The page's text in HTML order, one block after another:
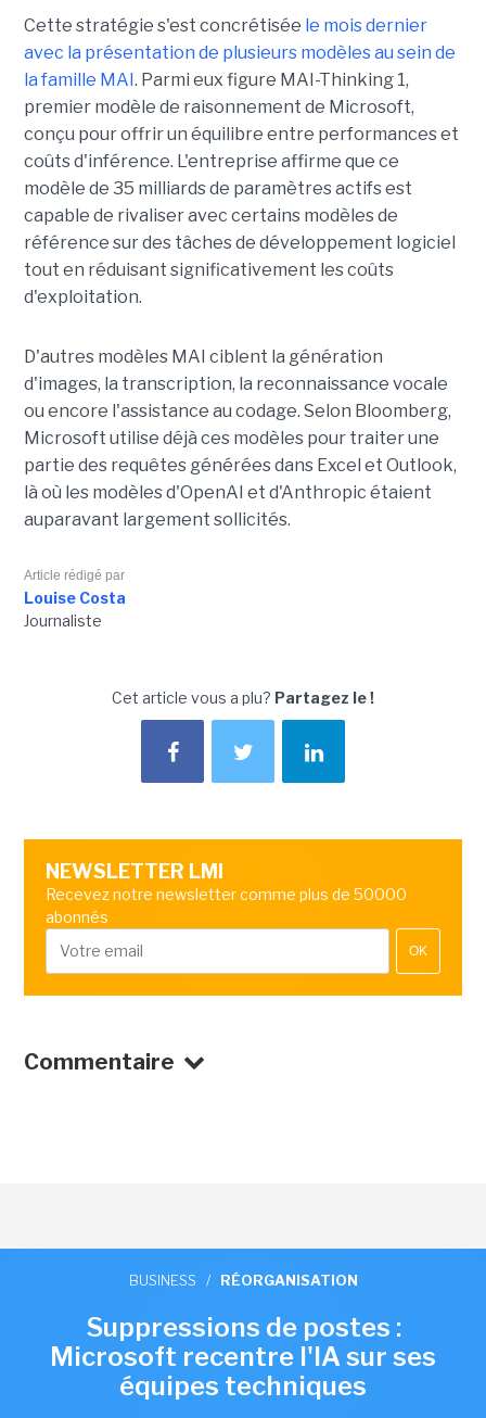
Cette stratégie s'est concrétisée le mois dernier
avec la présentation de plusieurs modèles au sein de
la famille MAI . Parmi eux figure MAI-Thinking 1,
premier modèle de raisonnement de Microsoft,
conçu pour offrir un équilibre entre performances et
coûts d'inférence. L'entreprise affirme que ce
modèle de 35 milliards de paramètres actifs est
capable de rivaliser avec certains modèles de
référence sur des tâches de développement logiciel
tout en réduisant significativement les coûts
d'exploitation.
D'autres modèles MAI ciblent la génération
d'images, la transcription, la reconnaissance vocale
ou encore l'assistance au codage. Selon Bloomberg,
Microsoft utilise déjà ces modèles pour traiter une
partie des requêtes générées dans Excel et Outlook,
là où les modèles d'OpenAI et d'Anthropic étaient
auparavant largement sollicités.
Article rédigé par
Louise Costa
Journaliste
Cet article vous a plu? Partagez le !
NEWSLETTER LMI
Recevez notre newsletter comme plus de 50000
abonnés
OK
Commentaire
BUSINESS / RÉORGANISATION
Suppressions de postes :
Microsoft recentre l'IA sur ses
équipes techniques